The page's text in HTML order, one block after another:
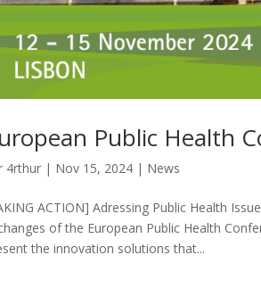
Public Health
4rthur | Nov 15, 2024 | News
ACTION] Adressing Public Health
of the European Public Health
the innovation solutions that...